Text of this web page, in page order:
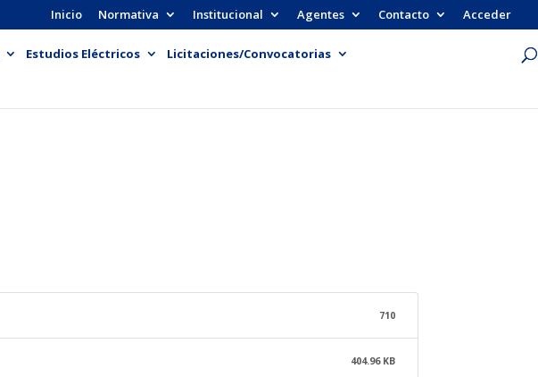
Inicio Normativa Institucional Agentes Contacto Acceder
Estudios Eléctricos
Licitaciones/Convocatorias
710
404.96 KB